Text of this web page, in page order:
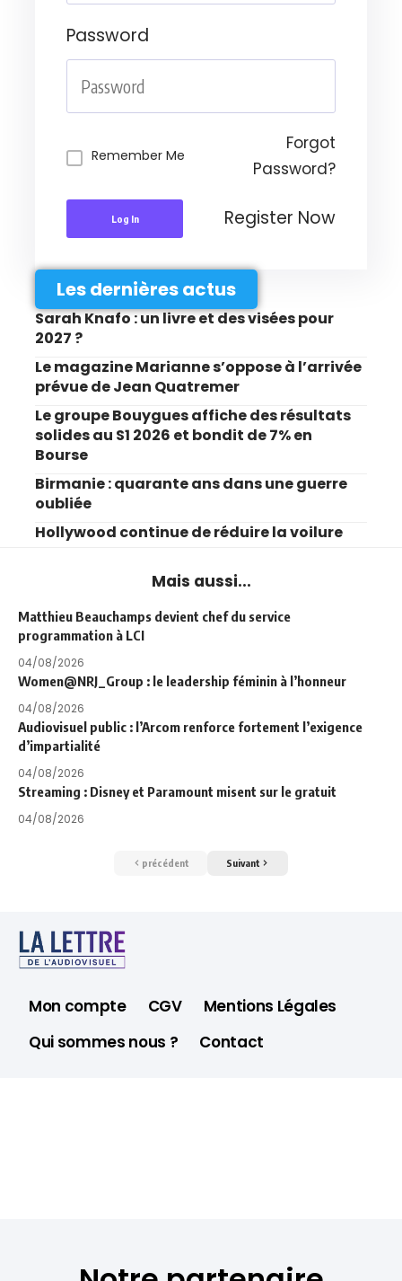
Password
Remember Me
Forgot
Password?
Log In Register Now
Les dernières actus
Sarah Knafo : un livre et des visées pour
2027 ?
Le magazine Marianne s’oppose à l’arrivée
prévue de Jean Quatremer
Le groupe Bouygues affiche des résultats
solides au S1 2026 et bondit de 7% en
Bourse
Birmanie : quarante ans dans une guerre
oubliée
Hollywood continue de réduire la voilure
Mais aussi...
Matthieu Beauchamps devient chef du service
programmation à LCI
04/08/2026
Women@NRJ_Group : le leadership féminin à l’honneur
04/08/2026
Audiovisuel public : l’Arcom renforce fortement l’exigence
d’impartialité
04/08/2026
Streaming : Disney et Paramount misent sur le gratuit
04/08/2026
précédent Suivant
Mon compte CGV
Mentions Légales
Qui sommes nous ?
Contact